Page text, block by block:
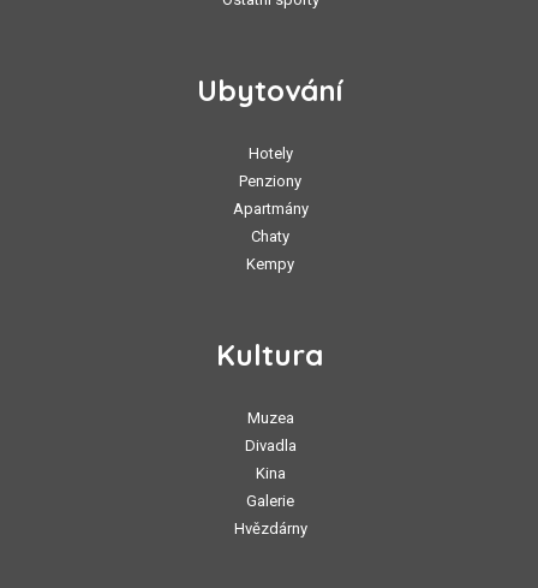
Ubytování
Hotely
Penziony
Apartmány
Chaty
Kempy
Kultura
Muzea
Divadla
Kina
Galerie
Hvězdárny